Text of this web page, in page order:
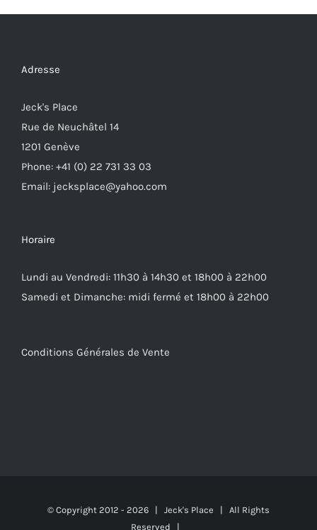
Adresse
Jeck's Place
Rue de Neuchâtel 14
1201 Genève
Phone: +41 (0) 22 731 33 03
Email: jecksplace@yahoo.com
Horaire
Lundi au Vendredi: 11h30 à 14h30 et 18h00 à 22h00
Samedi et Dimanche: midi fermé et 18h00 à 22h00
Conditions Générales de Vente
© Copyright 2012 - 2026 | Jeck's Place | All Rights
Reserved |